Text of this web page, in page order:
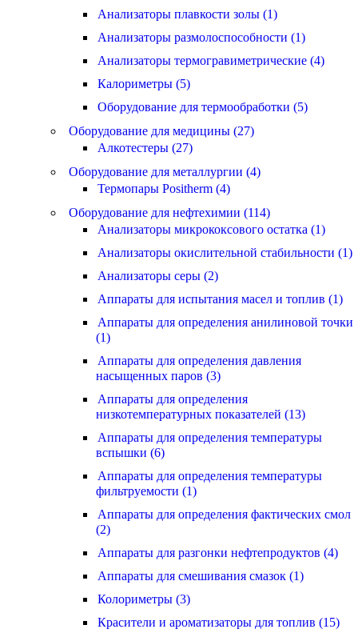
Анализаторы плавкости золы (1)
Анализаторы размолоспособности (1)
Анализаторы термогравиметрические (4)
Калориметры (5)
Оборудование для термообработки (5)
Оборудование для медицины (27)
Алкотестеры (27)
Оборудование для металлургии (4)
Термопары Positherm (4)
Оборудование для нефтехимии (114)
Анализаторы микрококсового остатка (1)
Анализаторы окислительной стабильности (1)
Анализаторы серы (2)
Аппараты для испытания масел и топлив (1)
Аппараты для определения анилиновой точки
(1)
Аппараты для определения давления
насыщенных паров (3)
Аппараты для определения
низкотемпературных показателей (13)
Аппараты для определения температуры
вспышки (6)
Аппараты для определения температуры
фильтруемости (1)
Аппараты для определения фактических смол
(2)
Аппараты для разгонки нефтепродуктов (4)
Аппараты для смешивания смазок (1)
Колориметры (3)
Красители и ароматизаторы для топлив (15)